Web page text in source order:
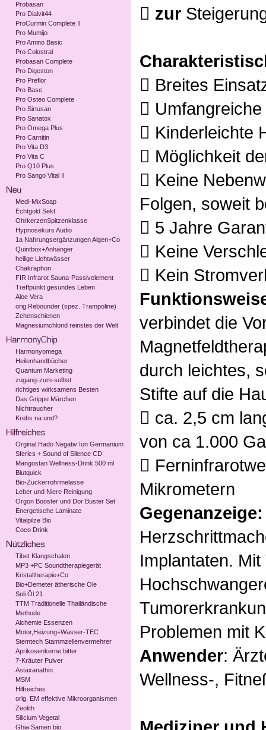
Probasan
Pro Dialvit44
ProCurmin Complete II
Pro Mumijo
Pro Amino Basic
Pro Colostral
Probasan Complete
Pro Digeston
Pro Preflor
Pro Base
Pro Osteo Complete
Pro Sirtusan
Pro Sanatox
Pro Omega Plus
Pro Carnitin
Pro Vita D3
Pro Vita C
Pro Q10 Plus
Pro Sango Vital II
Medi-MixSoap
Echtgold Sekt
OhrkerzenSpitzenklasse
Hypnosekurs Audio
1a Nahrungsergänzungen Algen+Co
Quintbox+Anhänger
heilige Lichtwässer
Chakraphon
FIR Infrarot Sauna-Passivelement
Treffpunkt gesundes Leben
Aloe Vera
orig.Rebounder (spez. Trampoline)
Zehenschienen
Magnesiumchlorid reinstes der Welt
Harmonyomega
Heilenhandbücher
Quantum Marketing
zugang-zum-selbst
richtiges wirksamens Besten
Das Grippe Märchen
Nichtraucher
Krebs na und?
Orginal Hado Negativ Ion Germanium
Sferics + Sound of Silence CD
Mangostan Wellness-Drink 500 ml
Blutquick
Bio-Zuckerrohrmelasse
Leber und Niere Reinigung
Orgon Booster und Dor Buster Set
Energetische Laminate
Vitalpilze Bio
Coco Drink
Tibet Klangschalen
MP3 +PC Soundtherapiegerät
Kristaltherapie+Co
Bio+Demeter ätherische Öle
Soli Öl 21
TTM Traditionelle Thailändische
Methode
Alchemie Essenzen
Motor,Heizung+Wasser-TEC
Stemtech Stammzellenvermehrer
Aprikosenkerne bitter
7-Kräuter Pulver
Astaxanathin
MSM
Hilfreiches
orig. EM effektive Mikroorganismen
Zeolith
Silicium Vegetal
Ghia Samen bio
 zur
 Breites

 Kinderleichte
 Möglichkeit
 Keine
Folgen, soweit
 5 Jahre
 Keine
 Kein
verbindet die
durch leichtes,
Stifte auf die
 ca. 2,5 cm
von ca 1.000

Mikrometern
Implantaten.
Problemen mit
Anwender:
Wellness-,